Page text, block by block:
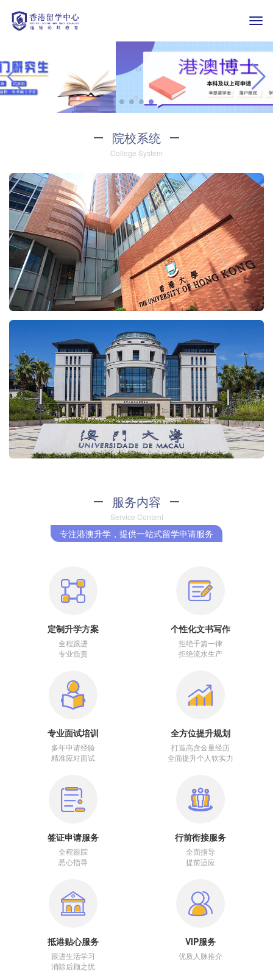
院校系统
College System
服务内容
Service Content
专注港澳升学，提供一站式留学申请服务
定制升学方案
全程跟进
专业负责
个性化文书写作
拒绝千篇一律
拒绝流水生产
专业面试培训
多年申请经验
精准应对面试
全方位提升规划
打造高含金量经历
全面提升个人软实力
签证申请服务
全程跟踪
悉心指导
行前衔接服务
全面指导
提前适应
抵港贴心服务
跟进生活学习
消除后顾之忧
VIP服务
优质人脉推介